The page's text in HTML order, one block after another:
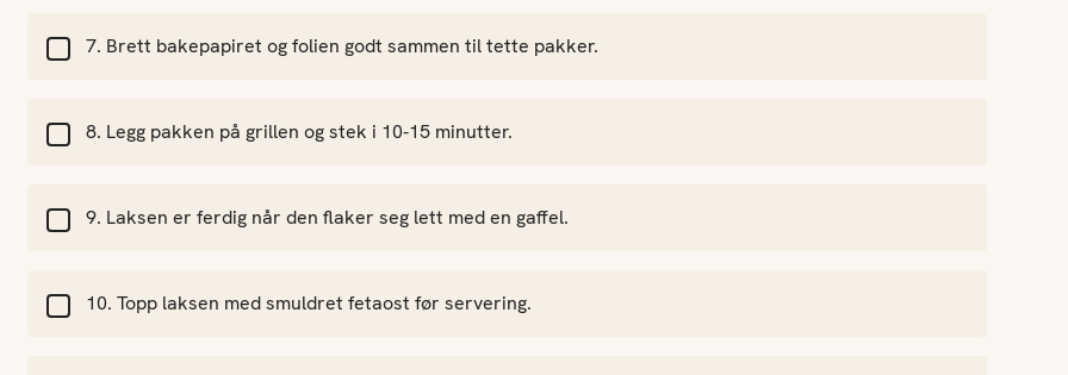
Brett bakepapiret og folien godt sammen til tette pakker.
Legg pakken på grillen og stek i 10-15 minutter.
Laksen er ferdig når den flaker seg lett med en gaffel.
Topp laksen med smuldret fetaost før servering.